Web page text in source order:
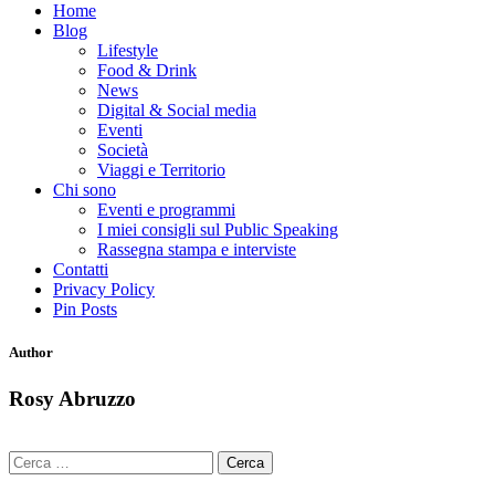
Home
Blog
Lifestyle
Food & Drink
News
Digital & Social media
Eventi
Società
Viaggi e Territorio
Chi sono
Eventi e programmi
I miei consigli sul Public Speaking
Rassegna stampa e interviste
Contatti
Privacy Policy
Pin Posts
Author
Rosy Abruzzo
Ricerca
per: